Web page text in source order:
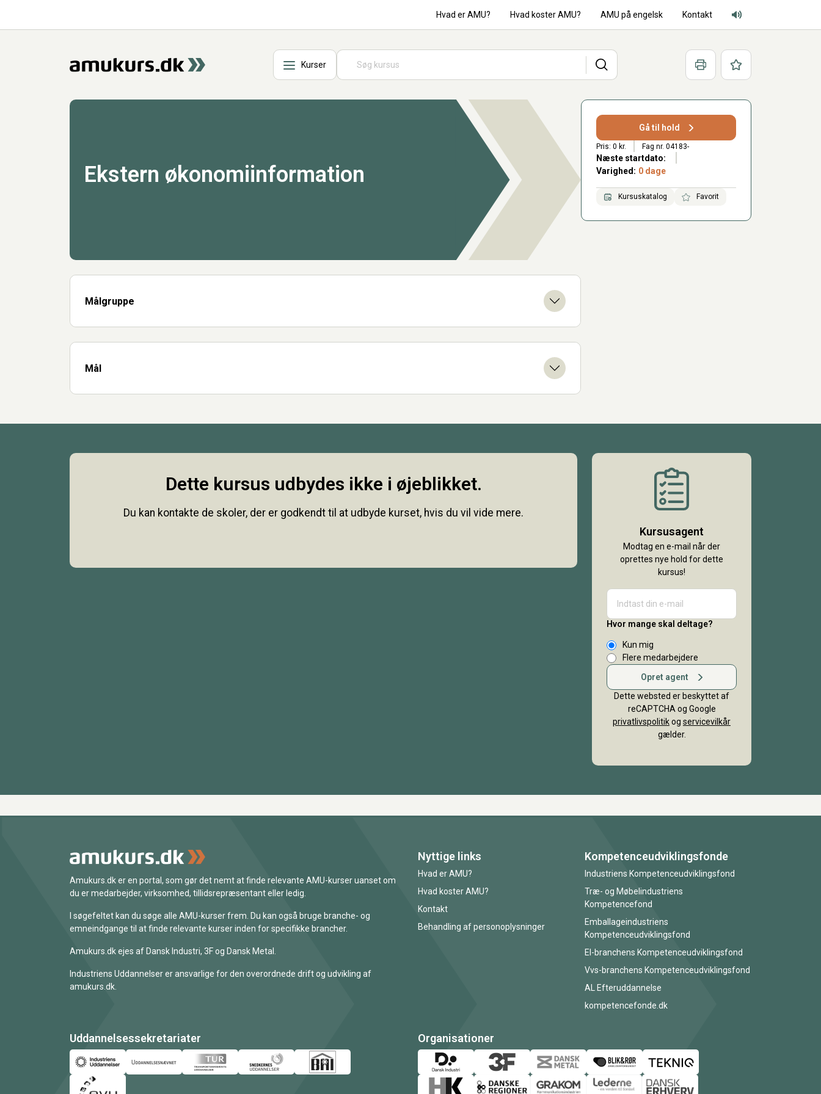
Hvad er AMU? Hvad koster AMU? AMU på engelsk Kontakt
Adgang for alle lyd
Kurser Søg Print Favoritter
Ekstern økonomiinformation
Målgruppe
Mål
Gå til hold
Pris: 0 kr. Fag nr. 04183-
Næste startdato:
Varighed: 0 dage
Kursuskatalog Favorit
Dette kursus udbydes ikke i øjeblikket.
Du kan kontakte de skoler, der er godkendt til at udbyde kurset, hvis du vil vide mere.
Kursusagent
Modtag en e-mail når der
oprettes nye hold for dette
kursus!
Hvor mange skal deltage?
Kun mig
Flere medarbejdere
Opret agent
Dette websted er beskyttet af
reCAPTCHA og Google
privatlivspolitikog servicevilkår
gælder.
Amukurs.dk er en portal, som gør det nemt at finde relevante AMU-kurser uanset om
du er medarbejder, virksomhed, tillidsrepræsentant eller ledig.
I søgefeltet kan du søge alle AMU-kurser frem. Du kan også bruge branche- og
emneindgange til at finde relevante kurser inden for specifikke brancher.
Amukurs.dk ejes af Dansk Industri, 3F og Dansk Metal.
Industriens Uddannelser er ansvarlige for den overordnede drift og udvikling af
amukurs.dk.
Nyttige links
Hvad er AMU?
Hvad koster AMU?
Kontakt
Behandling af personoplysninger
Kompetenceudviklingsfonde
Industriens Kompetenceudviklingsfond
Træ- og Møbelindustriens
Kompetencefond
Emballageindustriens
Kompetenceudviklingsfond
El-branchens Kompetenceudviklingsfond
Vvs-branchens Kompetenceudviklingsfond
AL Efteruddannelse
kompetencefonde.dk
Uddannelsessekretariater Organisationer